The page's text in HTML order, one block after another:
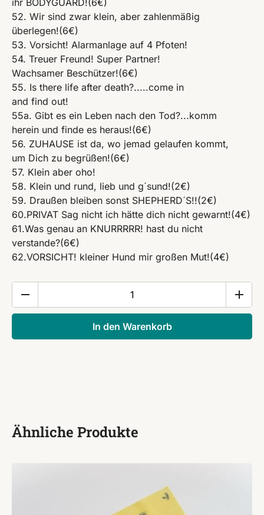
52. Wir sind zwar klein, aber zahlenmäßig
überlegen!(6€)
53. Vorsicht! Alarmanlage auf 4 Pfoten!
54. Treuer Freund! Super Partner!
Wachsamer Beschützer!(6€)
55. Is there life after death?.....come in
and find out!
55a. Gibt es ein Leben nach den Tod?...komm
herein und finde es heraus!(6€)
56. ZUHAUSE ist da, wo jemad gelaufen kommt,
um Dich zu begrüßen!(6€)
57. Klein aber oho!
58. Klein und rund, lieb und g´sund!(2€)
59. Draußen bleiben sonst SHEPHERD´S!!(2€)
60.PRIVAT Sag nicht ich hätte dich nicht gewarnt!(4€)
61.Was genau an KNURRRRR! hast du nicht
verstande?(6€)
62.VORSICHT! kleiner Hund mir großen Mut!(4€)
handgemalt
In den Warenkorb
Ähnliche Produkte